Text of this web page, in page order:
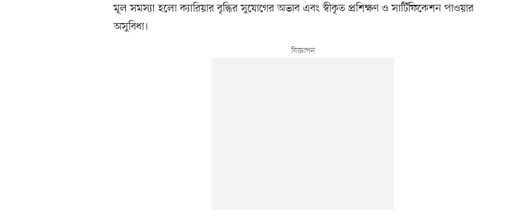
মূল সমস্যা হলো ক্যারিয়ার বৃদ্ধির সুযোগের অভাব এবং স্বীকৃত প্রশিক্ষণ ও সার্টিফিকেশন পাওয়ার
অসুবিধা।